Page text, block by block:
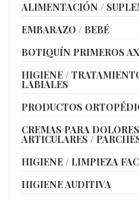
ALIMENTACIÓN /
EMBARAZO / BEBÉ
BOTIQUÍN PRIMEROS
HIGIENE /
LABIALES
PRODUCTOS
CREMAS PARA
ARTICULARES /
HIGIENE / LIMPIEZA
HIGIENE AUDITIVA